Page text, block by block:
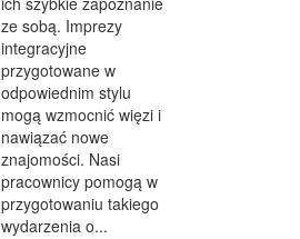
ze sobą. Imprezy
integracyjne
przygotowane w
odpowiednim stylu
mogą wzmocnić więzi i
nawiązać nowe
znajomości. Nasi
pracownicy pomogą w
przygotowaniu takiego
wydarzenia o...